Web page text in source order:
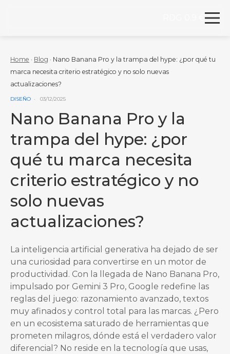
Redegal. Agencia de Marketing digital y desarrollo
Home · Blog · Nano Banana Pro y la trampa del hype: ¿por qué tu
marca necesita criterio estratégico y no solo nuevas
actualizaciones?
VER MÁS ENTRADAS DE LA CATEGORÍA
DISEÑO 03/12/2025
Nano Banana Pro y la
trampa del hype: ¿por
qué tu marca necesita
criterio estratégico y no
solo nuevas
actualizaciones?
La inteligencia artificial generativa ha dejado de ser
una curiosidad para convertirse en un motor de
productividad. Con la llegada de Nano Banana Pro,
impulsado por Gemini 3 Pro, Google redefine las
reglas del juego: razonamiento avanzado, textos
muy afinados y control total para las marcas. ¿Pero
en un ecosistema saturado de herramientas que
prometen milagros, dónde está el verdadero valor
diferencial? No reside en la tecnología que usas,